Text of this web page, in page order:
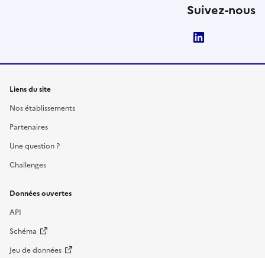
Suivez-nous
Liens du site
Nos établissements
Partenaires
Une question ?
Challenges
Données ouvertes
API
Schéma
Jeu de données